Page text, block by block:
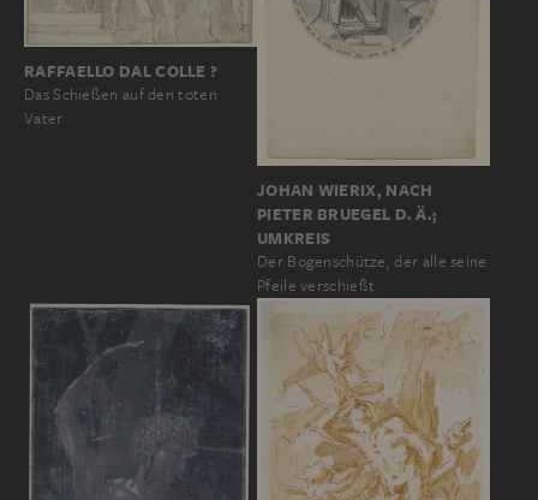
RAFFAELLO DAL COLLE ?
Das Schießen auf den toten
Vater
JOHAN WIERIX, NACH
PIETER BRUEGEL D. Ä.;
UMKREIS
Der Bogenschütze, der alle seine
Pfeile verschießt